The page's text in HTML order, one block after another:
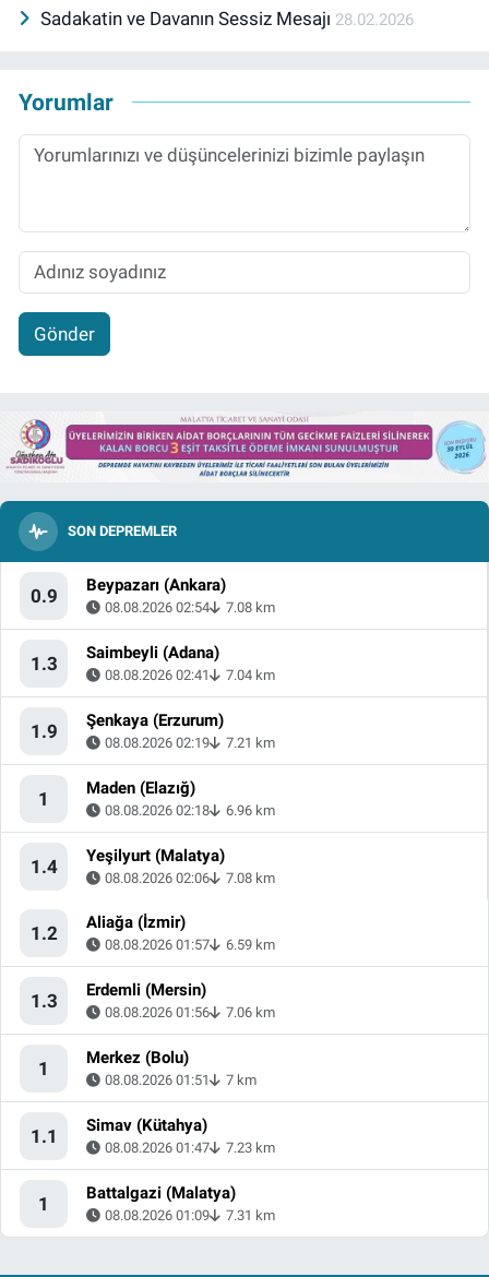
Sadakatin ve Davanın Sessiz Mesajı 28.02.2026
Yorumlar
Gönder
SON DEPREMLER
0.9 Beypazarı (Ankara)
08.08.2026 02:54 7.08 km
1.3 Saimbeyli (Adana)
08.08.2026 02:41 7.04 km
1.9 Şenkaya (Erzurum)
08.08.2026 02:19 7.21 km
1 Maden (Elazığ)
08.08.2026 02:18 6.96 km
1.4 Yeşilyurt (Malatya)
08.08.2026 02:06 7.08 km
1.2 Aliağa (İzmir)
08.08.2026 01:57 6.59 km
1.3 Erdemli (Mersin)
08.08.2026 01:56 7.06 km
1 Merkez (Bolu)
08.08.2026 01:51 7 km
1.1 Simav (Kütahya)
08.08.2026 01:47 7.23 km
1 Battalgazi (Malatya)
08.08.2026 01:09 7.31 km